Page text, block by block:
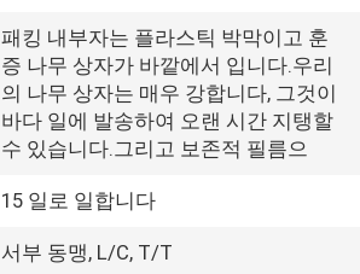
패킹 내부자는 플라스틱 박막이고 훈
증 나무 상자가 바깥에서 입니다.우리
의 나무 상자는 매우 강합니다, 그것이
바다 일에 발송하여 오랜 시간 지탱할
수 있습니다.그리고 보존적 필름으
15 일로 일합니다
서부 동맹, L/C, T/T